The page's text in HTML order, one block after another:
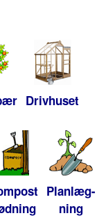
Drivhuset
Planlæg-
ning